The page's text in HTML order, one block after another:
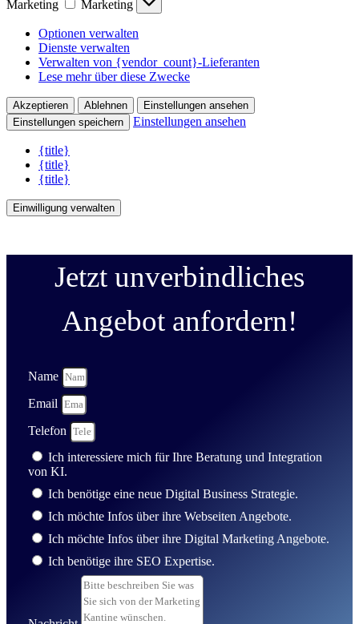
Marketing Marketing
Optionen verwalten
Dienste verwalten
Verwalten von {vendor_count}-Lieferanten
Lese mehr über diese Zwecke
Akzeptieren Ablehnen
Einstellungen ansehen
Einstellungen speichern
Einstellungen ansehen
{title}
{title}
{title}
Einwilligung verwalten
Jetzt unverbindliches
Angebot anfordern!
Name
Email
Telefon
Ich interessiere mich für Ihre Beratung und Integration
von KI.
Ich benötige eine neue Digital Business Strategie.
Ich möchte Infos über ihre Webseiten Angebote.
Ich möchte Infos über ihre Digital Marketing Angebote.
Ich benötige ihre SEO Expertise.